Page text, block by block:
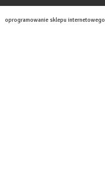
oprogramowanie sklepu internetowego